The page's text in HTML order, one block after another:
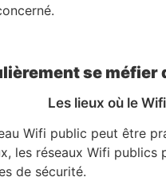
se méfier
Les lieux où le
Wifi public peut être
les réseaux Wifi
de sécurité.